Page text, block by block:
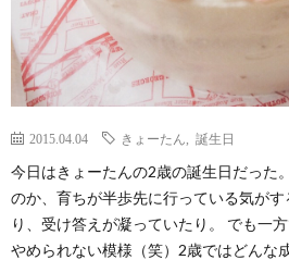
2015.04.04 きょーたん 誕生日
今日はきょーたんの2歳の誕生日だった
のか、育ちが半歩先に行っている気が
り、受け答えが凝っていたり。 でも一
やめられない模様（笑）2歳ではどんな